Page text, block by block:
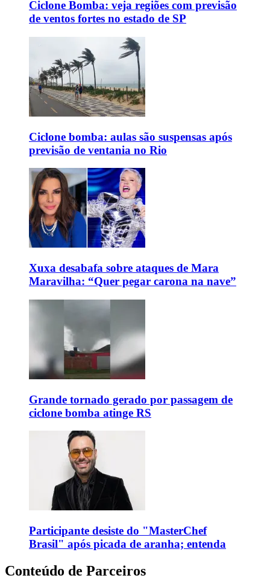
Ciclone Bomba: veja regiões com previsão
de ventos fortes no estado de SP
Ciclone bomba: aulas são suspensas após
previsão de ventania no Rio
Xuxa desabafa sobre ataques de Mara
Maravilha: “Quer pegar carona na nave”
Grande tornado gerado por passagem de
ciclone bomba atinge RS
Participante desiste do "MasterChef
Brasil" após picada de aranha; entenda
Conteúdo de Parceiros